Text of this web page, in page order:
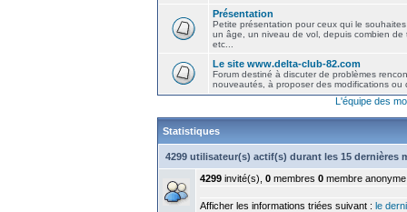
Présentation
Petite présentation pour ceux qui le
un âge, un niveau de vol, depuis combien de
etc...
Le site www.delta-club-82.com
Forum destiné à discuter de problèmes
nouveautés, à proposer des modifications ou
L'équipe des
Statistiques
4299 utilisateur(s) actif(s) durant les 15 dernières
4299 invité(s), 0 membres 0 membre anonyme
Afficher les informations triées suivant : le